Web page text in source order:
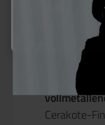
internen
Effizienz
Die M4A1
Cerakote-